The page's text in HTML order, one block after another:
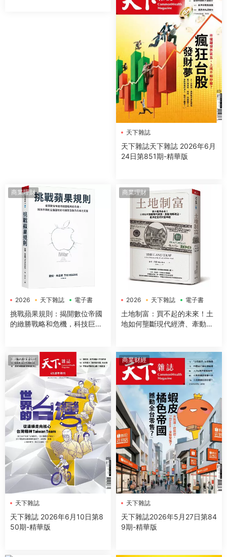
天下雜誌
天下雜誌天下雜誌 2026年6月
24日第851期-精華版
商業理財
2026 天下雜誌 電子書
挑戰蘋果規則：揭開數位帝國
的緻勝戰略和危機，科技巨頭
商業理財
2026 天下雜誌 電子書
土地制富：買不起的未來！土
地如何壟斷現代經濟、牽動地
商業财經
天下雜誌
天下雜誌 2026年6月10日第8
50期-精華版
商業财經
天下雜誌
天下雜誌2026年5月27日第84
9期-精華版